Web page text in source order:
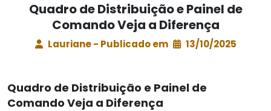
Quadro de Distribuição e Painel de
Comando Veja a Diferença
Lauriane - Publicado em 13/10/2025
Quadro de Distribuição e Painel de
Comando Veja a Diferença